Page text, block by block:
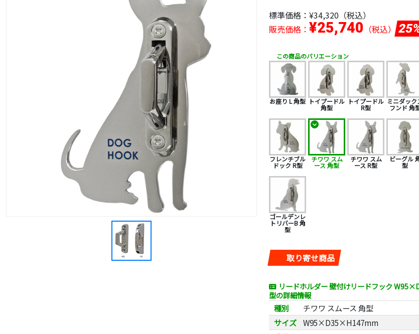
標準価格： ¥34,320 （税込）
販売価格： ¥25,740 （税込）
この商品のバリエーション
お座り L 角型 トイプードル
角型
トイプードル
R型
ミニダック
フンド 角
フレンチブル
ドック R型
チワワ スム
ース 角型
チワワ スム
ース R型
ビーグル
型
ゴールデンレ
トリバーB 角
型
取り寄せ商品
リードホルダー 壁付けリードフック
型の詳細情報
種別
チワワ スムース 角型
サイズ W95×D35×H147mm